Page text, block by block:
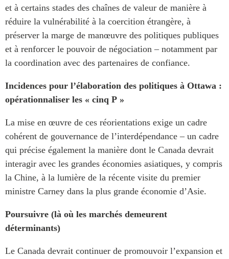
et à certains stades des chaînes de valeur de manière à
réduire la vulnérabilité à la coercition étrangère, à
préserver la marge de manœuvre des politiques publiques
et à renforcer le pouvoir de négociation – notamment par
la coordination avec des partenaires de confiance.
Incidences pour l’élaboration des politiques à Ottawa :
opérationnaliser les « cinq P »
La mise en œuvre de ces réorientations exige un cadre
cohérent de gouvernance de l’interdépendance – un cadre
qui précise également la manière dont le Canada devrait
interagir avec les grandes économies asiatiques, y compris
la Chine, à la lumière de la récente visite du premier
ministre Carney dans la plus grande économie d’Asie.
Poursuivre (là où les marchés demeurent
déterminants)
Le Canada devrait continuer de promouvoir l’expansion et